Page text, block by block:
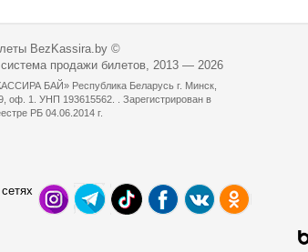
BezKassira.by ©
продажи билетов, 2013 — 2026
БАЙ» Республика Беларусь г. Минск,
оф. 1. УНП 193615562. . Зарегистрирован в
РБ 04.06.2014 г.